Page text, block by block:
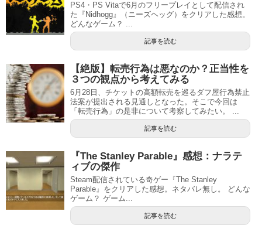
PS4・PS Vitaで6月のフリープレイとして配信され
た『Nidhogg』（ニーズヘッグ）をクリアした感想。
どんなゲーム？ ...
記事を読む
【絶版】転売行為は悪なのか？正当性を
３つの観点から考えてみる
6月28日、チケットの高額転売を巡るダフ屋行為禁止
法案が提出される見通しとなった。そこで今回は
「転売行為」の是非について考察してみたい。 ...
記事を読む
『The Stanley Parable』感想：ナラテ
ィブの傑作
Steam配信されている奇ゲー『The Stanley
Parable』をクリアした感想。ネタバレ無し。 どんな
ゲーム？ ゲーム...
記事を読む